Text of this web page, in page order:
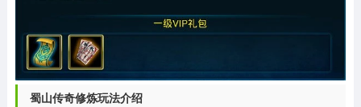
蜀山传奇修炼玩法介绍